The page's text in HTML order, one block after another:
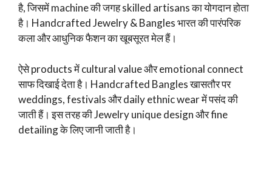
है, जिसमें machine की जगह skilled artisans का योगदान होता
है। Handcrafted Jewelry & Bangles भारत की पारंपरिक
कला और आधुनिक फैशन का खूबसूरत मेल हैं।
ऐसे products में cultural value और emotional connect
साफ दिखाई देता है। Handcrafted Bangles खासतौर पर
weddings, festivals और daily ethnic wear में पसंद की
जाती हैं। इस तरह की Jewelry unique design और fine
detailing के लिए जानी जाती है।